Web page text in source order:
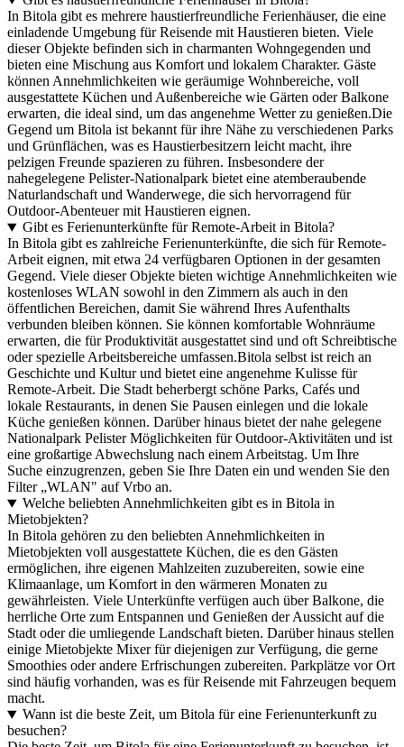
In Bitola gibt es mehrere haustierfreundliche Ferienhäuser, die eine
einladende Umgebung für Reisende mit Haustieren bieten. Viele
dieser Objekte befinden sich in charmanten Wohngegenden und
bieten eine Mischung aus Komfort und lokalem Charakter. Gäste
können Annehmlichkeiten wie geräumige Wohnbereiche, voll
ausgestattete Küchen und Außenbereiche wie Gärten oder Balkone
erwarten, die ideal sind, um das angenehme Wetter zu genießen.Die
Gegend um Bitola ist bekannt für ihre Nähe zu verschiedenen Parks
und Grünflächen, was es Haustierbesitzern leicht macht, ihre
pelzigen Freunde spazieren zu führen. Insbesondere der
nahegelegene Pelister-Nationalpark bietet eine atemberaubende
Naturlandschaft und Wanderwege, die sich hervorragend für
Outdoor-Abenteuer mit Haustieren eignen.
Gibt es Ferienunterkünfte für Remote-Arbeit in Bitola?
In Bitola gibt es zahlreiche Ferienunterkünfte, die sich für Remote-
Arbeit eignen, mit etwa 24 verfügbaren Optionen in der gesamten
Gegend. Viele dieser Objekte bieten wichtige Annehmlichkeiten wie
kostenloses WLAN sowohl in den Zimmern als auch in den
öffentlichen Bereichen, damit Sie während Ihres Aufenthalts
verbunden bleiben können. Sie können komfortable Wohnräume
erwarten, die für Produktivität ausgestattet sind und oft Schreibtische
oder spezielle Arbeitsbereiche umfassen.Bitola selbst ist reich an
Geschichte und Kultur und bietet eine angenehme Kulisse für
Remote-Arbeit. Die Stadt beherbergt schöne Parks, Cafés und
lokale Restaurants, in denen Sie Pausen einlegen und die lokale
Küche genießen können. Darüber hinaus bietet der nahe gelegene
Nationalpark Pelister Möglichkeiten für Outdoor-Aktivitäten und ist
eine großartige Abwechslung nach einem Arbeitstag. Um Ihre
Suche einzugrenzen, geben Sie Ihre Daten ein und wenden Sie den
Filter „WLAN" auf Vrbo an.
Welche beliebten Annehmlichkeiten gibt es in Bitola in
Mietobjekten?
In Bitola gehören zu den beliebten Annehmlichkeiten in
Mietobjekten voll ausgestattete Küchen, die es den Gästen
ermöglichen, ihre eigenen Mahlzeiten zuzubereiten, sowie eine
Klimaanlage, um Komfort in den wärmeren Monaten zu
gewährleisten. Viele Unterkünfte verfügen auch über Balkone, die
herrliche Orte zum Entspannen und Genießen der Aussicht auf die
Stadt oder die umliegende Landschaft bieten. Darüber hinaus stellen
einige Mietobjekte Mixer für diejenigen zur Verfügung, die gerne
Smoothies oder andere Erfrischungen zubereiten. Parkplätze vor Ort
sind häufig vorhanden, was es für Reisende mit Fahrzeugen bequem
macht.
Wann ist die beste Zeit, um Bitola für eine Ferienunterkunft zu
besuchen?